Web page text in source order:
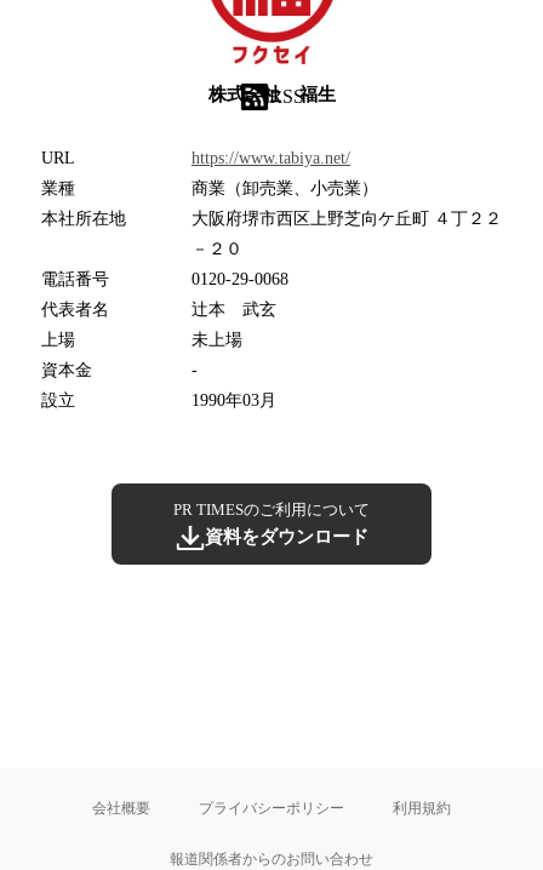
株式会社 福生
RSS
URL
https://www.tabiya.net/
業種
商業（卸売業、小売業）
本社所在地
大阪府堺市西区上野芝向ケ丘町 ４丁２２
－２０
電話番号
0120-29-0068
代表者名
辻本 武玄
上場
未上場
資本金
-
設立
1990年03月
PR TIMESのご利用について
資料をダウンロード
会社概要 プライバシーポリシー 利用規約
報道関係者からのお問い合わせ